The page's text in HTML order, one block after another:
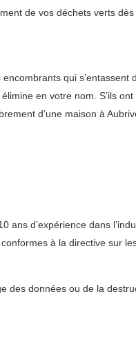
de vos déchets verts dès
qui s’entassent
en votre nom. S’ils
d’une maison à
d’expérience dans
à la directive sur
des données ou de la